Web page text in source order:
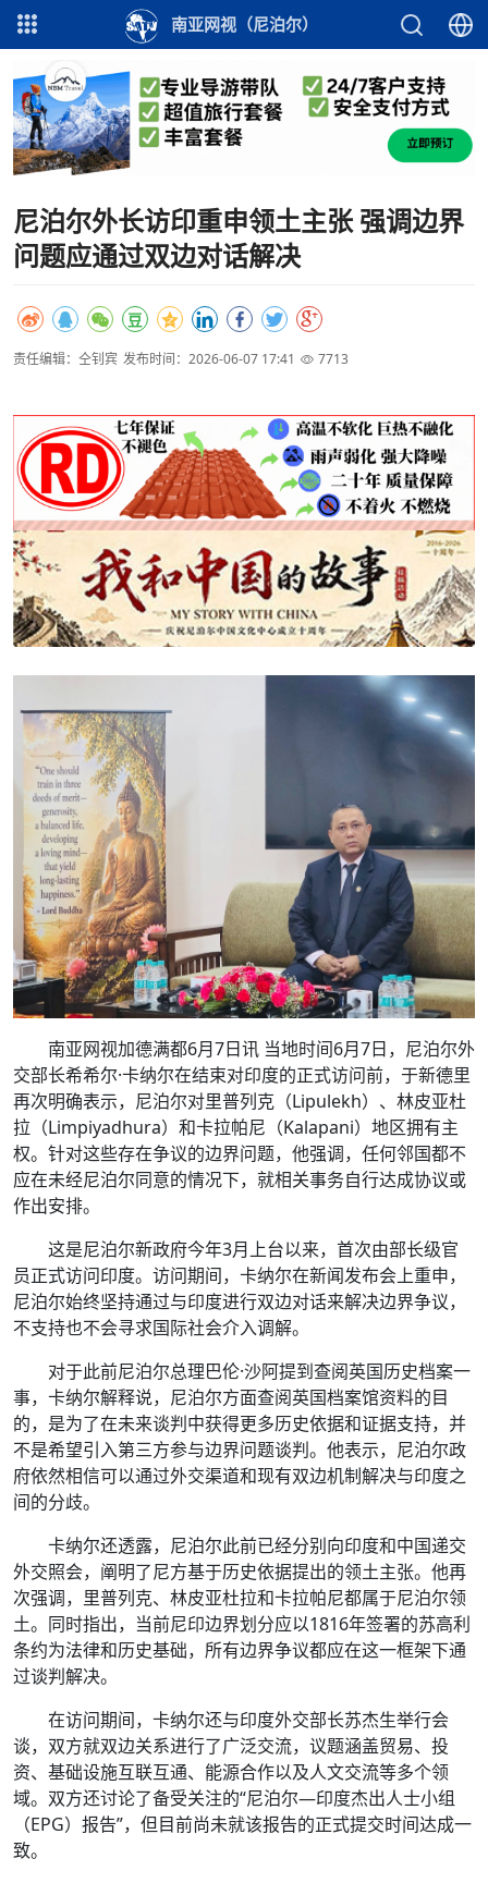
南亚网视（尼泊尔）
尼泊尔外长访印重申领土主张 强调边界
问题应通过双边对话解决
责任编辑：仝钊宾 发布时间：2026-06-07 17:41 7713
南亚网视加德满都6月7日讯 当地时间6月7日，尼泊尔外
交部长希希尔·卡纳尔在结束对印度的正式访问前，于新德里
再次明确表示，尼泊尔对里普列克（Lipulekh）、林皮亚杜
拉（Limpiyadhura）和卡拉帕尼（Kalapani）地区拥有主
权。针对这些存在争议的边界问题，他强调，任何邻国都不
应在未经尼泊尔同意的情况下，就相关事务自行达成协议或
作出安排。
这是尼泊尔新政府今年3月上台以来，首次由部长级官
员正式访问印度。访问期间，卡纳尔在新闻发布会上重申，
尼泊尔始终坚持通过与印度进行双边对话来解决边界争议，
不支持也不会寻求国际社会介入调解。
对于此前尼泊尔总理巴伦·沙阿提到查阅英国历史档案一
事，卡纳尔解释说，尼泊尔方面查阅英国档案馆资料的目
的，是为了在未来谈判中获得更多历史依据和证据支持，并
不是希望引入第三方参与边界问题谈判。他表示，尼泊尔政
府依然相信可以通过外交渠道和现有双边机制解决与印度之
间的分歧。
卡纳尔还透露，尼泊尔此前已经分别向印度和中国递交
外交照会，阐明了尼方基于历史依据提出的领土主张。他再
次强调，里普列克、林皮亚杜拉和卡拉帕尼都属于尼泊尔领
土。同时指出，当前尼印边界划分应以1816年签署的苏高利
条约为法律和历史基础，所有边界争议都应在这一框架下通
过谈判解决。
在访问期间，卡纳尔还与印度外交部长苏杰生举行会
谈，双方就双边关系进行了广泛交流，议题涵盖贸易、投
资、基础设施互联互通、能源合作以及人文交流等多个领
域。双方还讨论了备受关注的“尼泊尔—印度杰出人士小组
（EPG）报告”，但目前尚未就该报告的正式提交时间达成一
致。